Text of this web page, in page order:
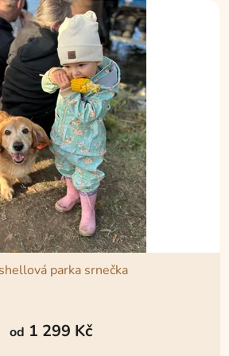
parka srnečka
hodnocení
od 1 299 Kč